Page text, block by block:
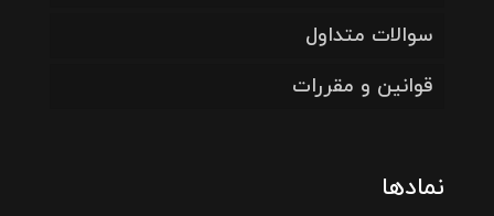
سوالات متداول
قوانین و مقررات
نمادها